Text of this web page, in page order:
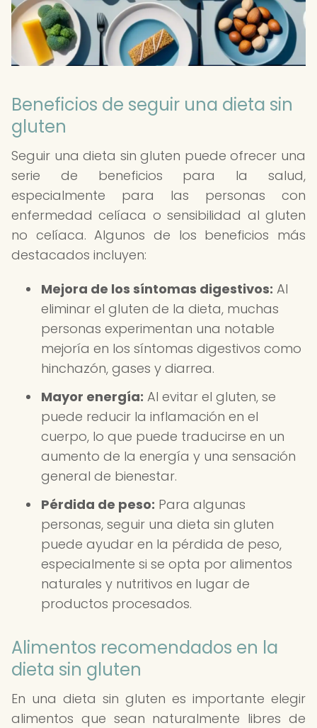
Beneficios de seguir una dieta sin
gluten
Seguir una dieta sin gluten puede ofrecer una
serie de beneficios para la salud,
especialmente para las personas con
enfermedad celíaca o sensibilidad al gluten
no celíaca. Algunos de los beneficios más
destacados incluyen:
Mejora de los síntomas digestivos: Al
eliminar el gluten de la dieta, muchas
personas experimentan una notable
mejoría en los síntomas digestivos como
hinchazón, gases y diarrea.
Mayor energía: Al evitar el gluten, se
puede reducir la inflamación en el
cuerpo, lo que puede traducirse en un
aumento de la energía y una sensación
general de bienestar.
Pérdida de peso: Para algunas
personas, seguir una dieta sin gluten
puede ayudar en la pérdida de peso,
especialmente si se opta por alimentos
naturales y nutritivos en lugar de
productos procesados.
Alimentos recomendados en la
dieta sin gluten
En una dieta sin gluten es importante elegir
alimentos que sean naturalmente libres de